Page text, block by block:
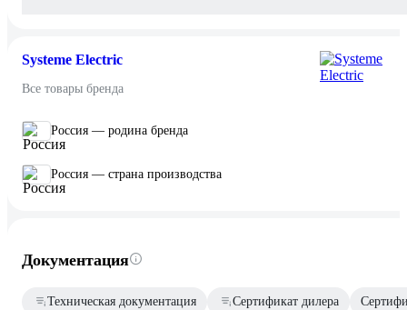
Systeme Electric
Все товары бренда
Россия — родина бренда
Россия — страна производства
Документация
Техническая документация Сертификат дилера